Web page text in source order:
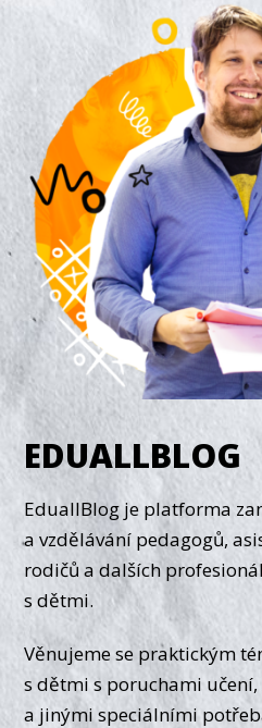
EDUALLBLOG
EduallBlog je platforma
a vzdělávání pedagogů,
rodičů a dalších
s dětmi.
Věnujeme se praktickým
s dětmi s poruchami
a jinými speciálními